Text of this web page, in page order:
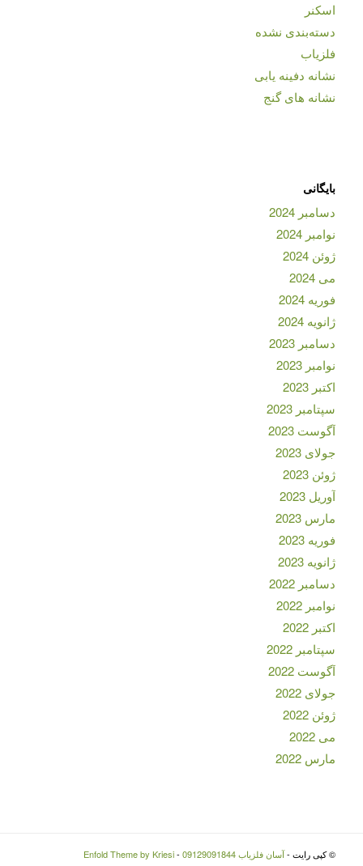
اسکنر
دسته‌بندی نشده
فلزیاب
نشانه دفینه یابی
نشانه های گنج
بایگانی
دسامبر 2024
نوامبر 2024
ژوئن 2024
می 2024
فوریه 2024
ژانویه 2024
دسامبر 2023
نوامبر 2023
اکتبر 2023
سپتامبر 2023
آگوست 2023
جولای 2023
ژوئن 2023
آوریل 2023
مارس 2023
فوریه 2023
ژانویه 2023
دسامبر 2022
نوامبر 2022
اکتبر 2022
سپتامبر 2022
آگوست 2022
جولای 2022
ژوئن 2022
می 2022
مارس 2022
© کپی رایت -آسان فلزیاب 09129091844 -
Enfold Theme by Kriesi